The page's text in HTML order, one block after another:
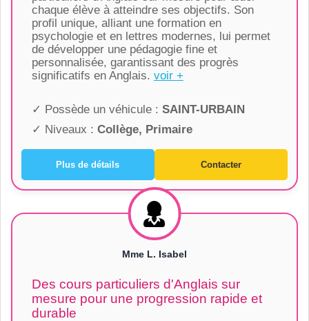
chaque élève à atteindre ses objectifs. Son
profil unique, alliant une formation en
psychologie et en lettres modernes, lui permet
de développer une pédagogie fine et
personnalisée, garantissant des progrès
significatifs en Anglais. voir +
✓ Possède un véhicule : SAINT-URBAIN
✓ Niveaux : Collège, Primaire
Plus de détails Contacter
Mme L. Isabel
Des cours particuliers d'Anglais sur
mesure pour une progression rapide et
durable